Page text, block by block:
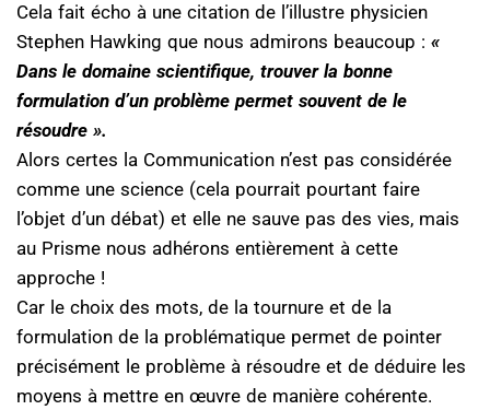
Cela fait écho à une citation de l’illustre physicien
Stephen Hawking que nous admirons beaucoup : «
Dans le domaine scientifique, trouver la bonne
formulation d’un problème permet souvent de le
résoudre ».
Alors certes la Communication n’est pas considérée
comme une science (cela pourrait pourtant faire
l’objet d’un débat) et elle ne sauve pas des vies, mais
au Prisme nous adhérons entièrement à cette
approche !
Car le choix des mots, de la tournure et de la
formulation de la problématique permet de pointer
précisément le problème à résoudre et de déduire les
moyens à mettre en œuvre de manière cohérente.